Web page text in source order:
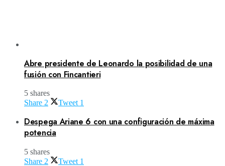
Abre presidente de Leonardo la posibilidad de una
fusión con Fincantieri
5 shares
Share 2 Tweet 1
Despega Ariane 6 con una configuración de máxima
potencia
5 shares
Share 2 Tweet 1